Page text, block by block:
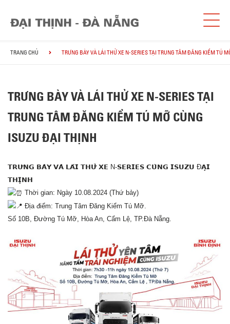
TRANG CHỦ TRƯNG BÀY VÀ LÁI THỬ XE N-SERIES TẠI TRUNG TÂM ĐĂNG KIỂM TÚ
TRƯNG BÀY VÀ LÁI THỬ XE N-SERIES TẠI
TRUNG TÂM ĐĂNG KIỂM TÚ MỠ CÙNG
ISUZU ĐẠI THỊNH
𝗧𝗥𝗨̛𝗡𝗚 𝗕𝗔̀𝗬 𝗩𝗔̀ 𝗟𝗔́𝗜 𝗧𝗛𝗨̛̉ 𝗫𝗘 N-𝗦𝗘𝗥𝗜𝗘𝗦 𝗖𝗨̀𝗡𝗚 𝗜𝗦𝗨𝗭𝗨 Đ𝗔̣𝗜
𝗧𝗛𝗜̣𝗡𝗛
Thời gian: Ngày 10.08.2024 (Thứ bảy)
Địa điểm: Trung Tâm Đăng Kiểm Tú Mỡ.
Số 10B, Đường Tú Mỡ, Hòa An, Cẩm Lệ, TP.Đà Nẵng.